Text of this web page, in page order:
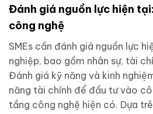
Đánh giá nguồn lực hiện
công nghệ
SMEs cần đánh giá nguồn lực
nghiệp, bao gồm nhân sự, tài
Đánh giá kỹ năng và kinh
năng tài chính để đầu tư vào
tầng công nghệ hiện có. Dựa